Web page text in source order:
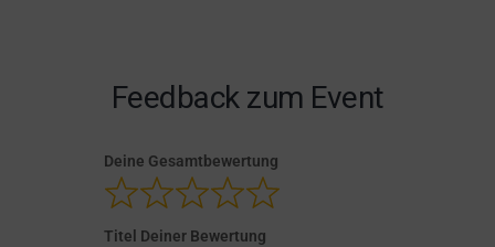
Feedback zum Event
Deine Gesamtbewertung
Titel Deiner Bewertung